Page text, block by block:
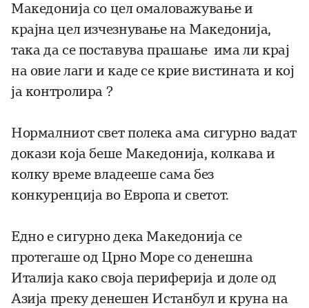
Македонија со цел омаловажување и
крајна цел изчезнување на Македонија,
така да се поставува прашање има ли крај
на овие лаги и каде се крие вистината и кој
ја контролира ?
Нормалниот свет полека ама сигурно вадат
докази која беше Македонија, колкава и
колку време владееше сама без
конкуренција во Европа и светот.
Едно е сигурно дека Македонија се
протегаше од Црно Море со денешна
Италија како своја периферија и доле од
Азија преку денешен Истанбул и круна на